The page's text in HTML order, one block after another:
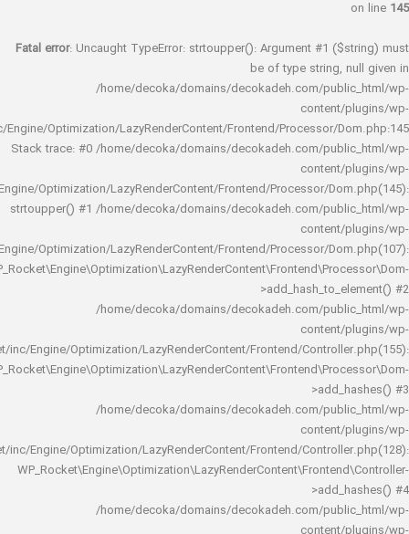
Fatal error : Uncaught TypeError: strtoupper(): Argument #1
be of type string,
/home/decoka/domains/decokadeh.com/
rocket/inc/Engine/Optimization/LazyRenderContent/Frontend/Processor/
Stack trace: #0 /home/decoka/domains/decokadeh.com/
rocket/inc/Engine/Optimization/LazyRenderContent/Frontend/Processor/
strtoupper() #1 /home/decoka/domains/decokadeh.com/
rocket/inc/Engine/Optimization/LazyRenderContent/Frontend/Processor/
/home/decoka/domains/decokadeh.com/
rocket/inc/Engine/Optimization/LazyRenderContent/Frontend/
/home/decoka/domains/decokadeh.com/
rocket/inc/Engine/Optimization/LazyRenderContent/Frontend/
/home/decoka/domains/decokadeh.com/